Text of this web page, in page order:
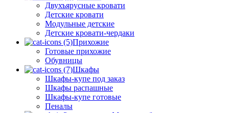
Двухъярусные кровати
Детские кровати
Модульные детские
Детские кровати-чердаки
Прихожие
Готовые прихожие
Обувницы
Шкафы
Шкафы-купе под заказ
Шкафы распашные
Шкафы-купе готовые
Пеналы